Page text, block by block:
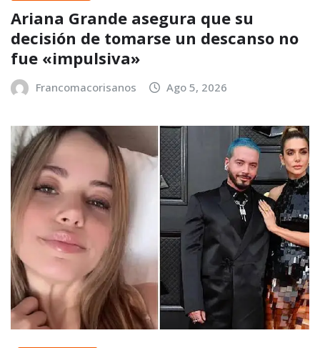
Ariana Grande asegura que su
decisión de tomarse un descanso no
fue «impulsiva»
Francomacorisanos Ago 5, 2026